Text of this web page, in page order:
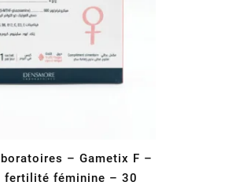
– Gametix F –
fertilité féminine – 30